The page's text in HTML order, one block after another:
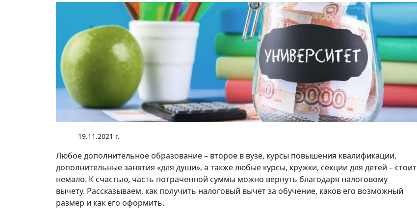
19.11.2021 г.
Любое дополнительное образование – второе в вузе, курсы повышения квалификации,
дополнительные занятия «для души», а также любые курсы, кружки, секции для детей – стоит
немало. К счастью, часть потраченной суммы можно вернуть благодаря налоговому
вычету. Рассказываем, как получить налоговый вычет за обучение, каков его возможный
размер и как его оформить.